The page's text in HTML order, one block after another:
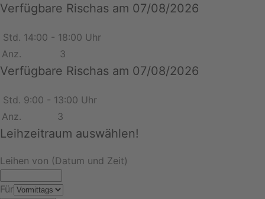
Verfügbare Rischas am 07/08/2026
Std. 14:00 - 18:00 Uhr
Anz.
3
Verfügbare Rischas am 07/08/2026
Std. 9:00 - 13:00 Uhr
Anz.
3
Leihzeitraum auswählen!
Leihen von (Datum und Zeit)
Für